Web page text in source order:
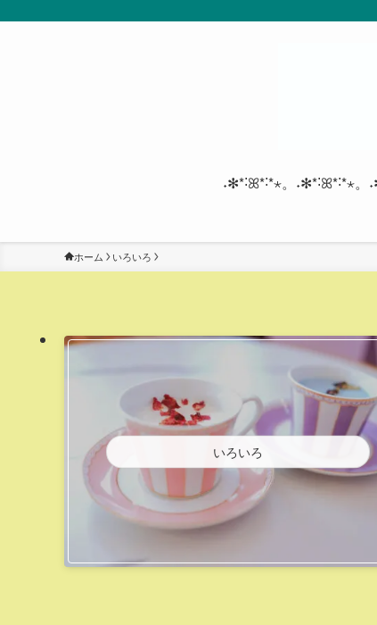
˖✻*˸ꕤ*˸*⋆。˖✻*˸ꕤ*˸*⋆。
ホーム いろいろ
いろいろ